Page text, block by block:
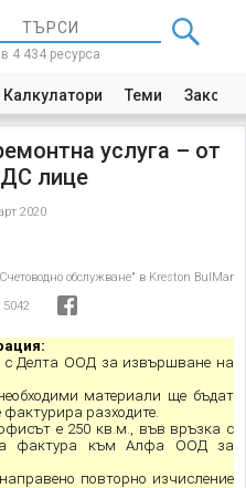
в 4 434 ресурса
Калкулатори Теми Закони
услуга – от
лице
2020
обслужване" в Kreston BulMar
5042
Делта ООД за извършване на
материали ще бъдат
разходите.
е 250 кв.м., във връзка с
фактура към Алфа ООД за
повторно изчисление